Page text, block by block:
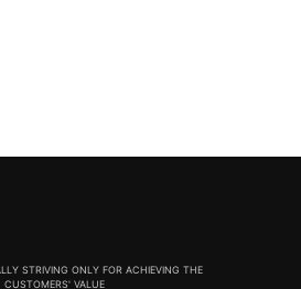
STRIVING ONLY FOR ACHIEVING THE
CUSTOMERS' VALUE